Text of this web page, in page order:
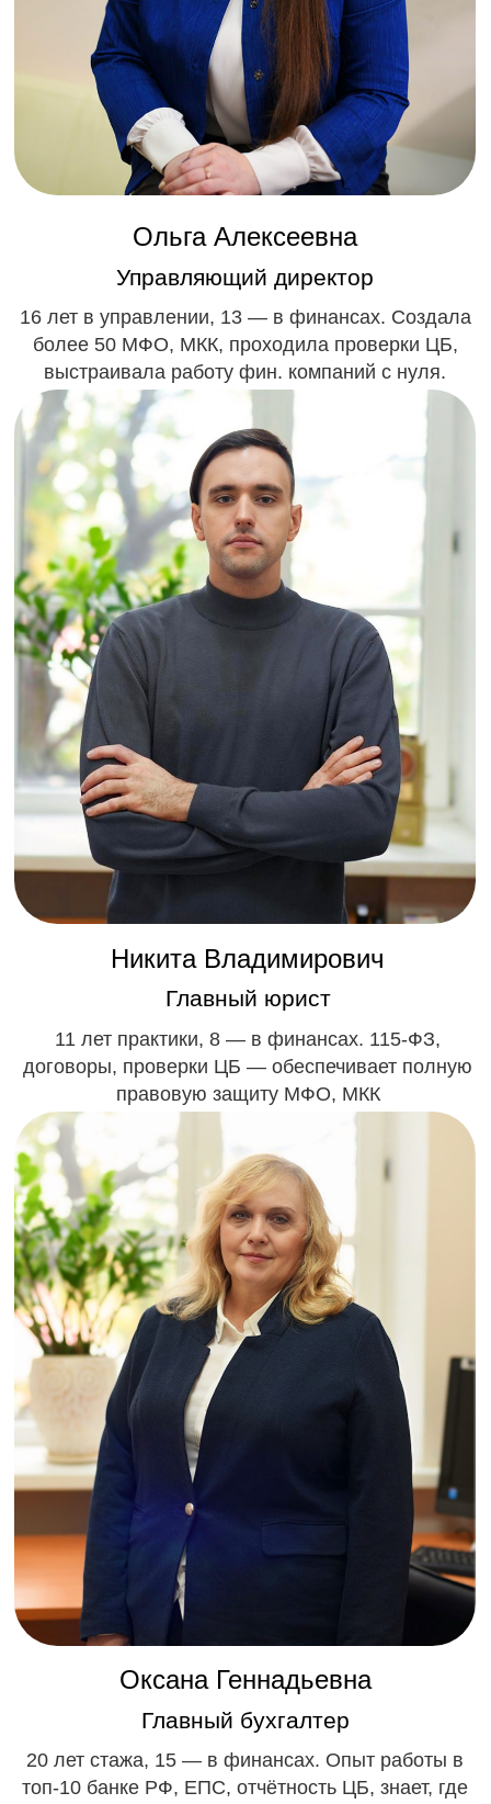
6 лет опыта, 4 — в МКК. Ведёт текущий учёт,
регламенты, готовит отчётность по требованиям
ЦБ.
Заместитель Главного бухгалтера
Екатерина Анатольевна
Отвечаем на ваши вопросы
Остались вопросы?
Получите бесплатную
консультацию от
Главного бухгалтера
Оксана Геннадьевна, 15 лет в
финансовой сфере, более 7 лет ведет
бухгалтерию МФО, КПК, Ломбардов.